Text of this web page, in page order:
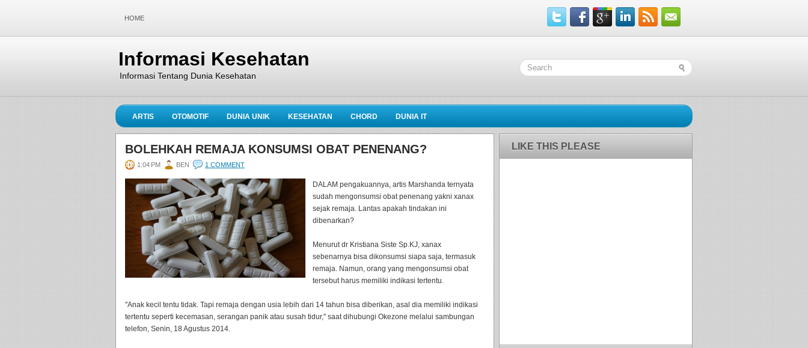
HOME
Informasi Kesehatan
Informasi Tentang Dunia Kesehatan
ARTIS OTOMOTIF DUNIA UNIK KESEHATAN CHORD DUNIA IT
BOLEHKAH REMAJA KONSUMSI OBAT PENENANG?
1:04 PM BEN 1 COMMENT
DALAM pengakuannya, artis Marshanda ternyata
sudah mengonsumsi obat penenang yakni xanax
sejak remaja. Lantas apakah tindakan ini
dibenarkan?
Menurut dr Kristiana Siste Sp.KJ, xanax
sebenarnya bisa dikonsumsi siapa saja, termasuk
remaja. Namun, orang yang mengonsumsi obat
tersebut harus memiliki indikasi tertentu.
"Anak kecil tentu tidak. Tapi remaja dengan usia lebih dari 14 tahun bisa diberikan, asal dia memiliki indikasi
tertentu seperti kecemasan, serangan panik atau susah tidur," saat dihubungi Okezone melalui sambungan
telefon, Senin, 18 Agustus 2014.
LIKE THIS PLEASE